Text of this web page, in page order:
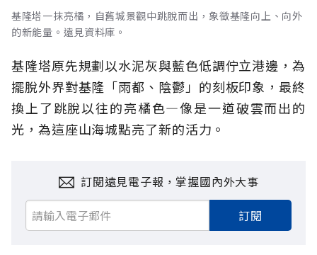
基隆塔一抹亮橘，自舊城景觀中跳脫而出，象徵基隆向上、向外
的新能量。遠見資料庫。
基隆塔原先規劃以水泥灰與藍色低調佇立港邊，為
擺脫外界對基隆「雨都、陰鬱」的刻板印象，最終
換上了跳脫以往的亮橘色—像是一道破雲而出的
光，為這座山海城點亮了新的活力。
訂閱遠見電子報，掌握國內外大事
訂閱